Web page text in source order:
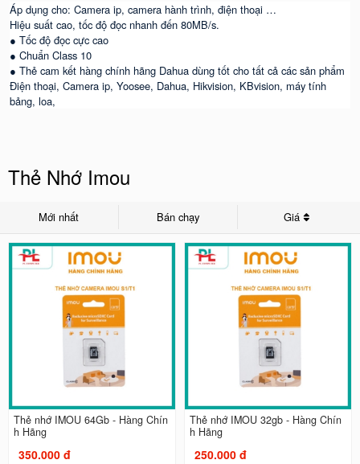
Áp dụng cho: Camera ip, camera hành trình, điện thoại …
Hiệu suất cao, tốc độ đọc nhanh đến 80MB/s.
● Tốc độ đọc cực cao
● Chuẩn Class 10
● Thẻ cam kết hàng chính hãng Dahua dùng tốt cho tất cả các sản phẩm
Điện thoại, Camera ip, Yoosee, Dahua, Hikvision, KBvision, máy tính
bảng, loa,
Thẻ Nhớ Imou
Mới nhất Bán chạy Giá
Thẻ nhớ IMOU 64Gb - Hàng Chín
h Hãng
350.000 đ
Thẻ nhớ IMOU 32gb - Hàng Chín
h Hãng
250.000 đ